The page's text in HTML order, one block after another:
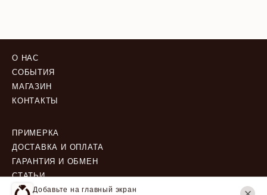
Добавьте на главный экран
О НАС
СОБЫТИЯ
МАГАЗИН
КОНТАКТЫ
ПРИМЕРКА
ДОСТАВКА И ОПЛАТА
ГАРАНТИЯ И ОБМЕН
СТАТЬИ